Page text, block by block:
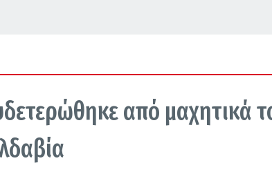
από μαχητικά